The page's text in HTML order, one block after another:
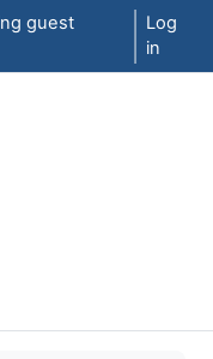
guest
Log
in